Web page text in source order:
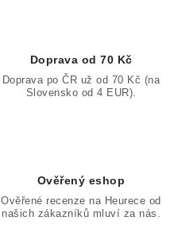
Doprava od 70 Kč
Doprava po ČR už od 70 Kč (na
Slovensko od 4 EUR).
Ověřený eshop
Ověřené recenze na Heurece od
našich zákazníků mluví za nás.